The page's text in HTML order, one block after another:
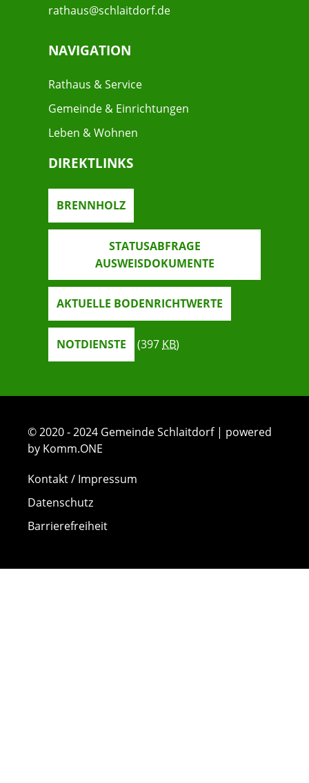
rathaus@schlaitdorf.de
NAVIGATION
Rathaus & Service
Gemeinde & Einrichtungen
Leben & Wohnen
DIREKTLINKS
BRENNHOLZ
STATUSABFRAGE
AUSWEISDOKUMENTE
AKTUELLE BODENRICHTWERTE
NOTDIENSTE (397 KB)
© 2020 - 2024 Gemeinde Schlaitdorf | powered
by Komm.ONE
Kontakt / Impressum
Datenschutz
Barrierefreiheit